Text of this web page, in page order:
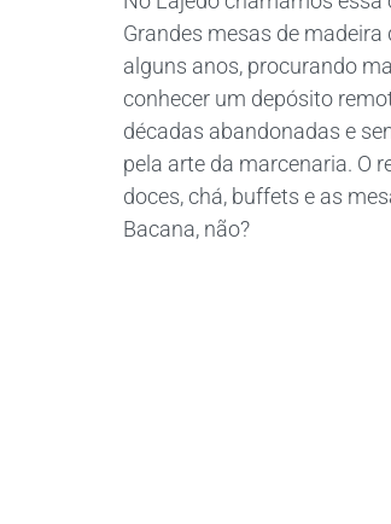
Grandes mesas de
alguns anos, procurando
conhecer um depósito
décadas abandonadas e
pela arte da marcenaria. O
doces, chá, buffets e as
Bacana, não?